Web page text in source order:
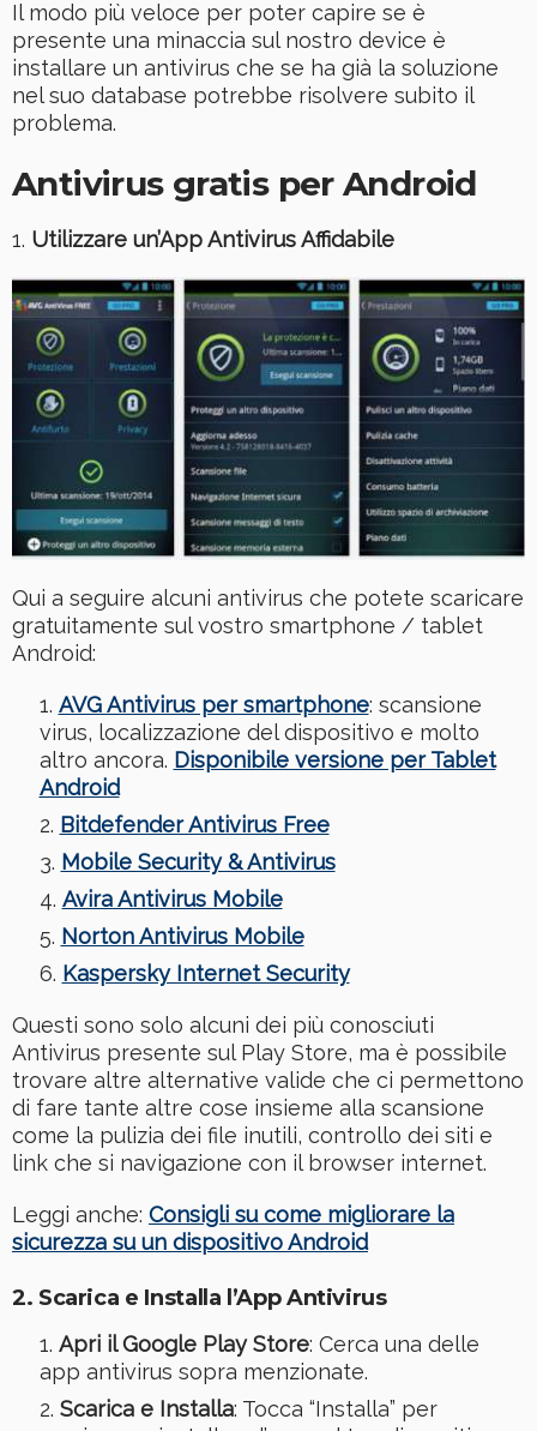
Il modo più veloce per poter capire se è
presente una minaccia sul nostro device è
installare un antivirus che se ha già la soluzione
nel suo database potrebbe risolvere subito il
problema.
Antivirus gratis per Android
1. Utilizzare un’App Antivirus Affidabile
Qui a seguire alcuni antivirus che potete scaricare
gratuitamente sul vostro smartphone / tablet
Android:
AVG Antivirus per smartphone: scansione
virus, localizzazione del dispositivo e molto
altro ancora. Disponibile versione per Tablet
Android
Bitdefender Antivirus Free
Mobile Security & Antivirus
Avira Antivirus Mobile
Norton Antivirus Mobile
Kaspersky Internet Security
Questi sono solo alcuni dei più conosciuti
Antivirus presente sul Play Store, ma è possibile
trovare altre alternative valide che ci permettono
di fare tante altre cose insieme alla scansione
come la pulizia dei file inutili, controllo dei siti e
link che si navigazione con il browser internet.
Leggi anche: Consigli su come migliorare la
sicurezza su un dispositivo Android
2. Scarica e Installa l’App Antivirus
Apri il Google Play Store: Cerca una delle
app antivirus sopra menzionate.
Scarica e Installa: Tocca “Installa” per